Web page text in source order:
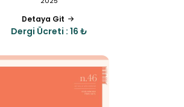
Detaya Git
Dergi Ücreti : 16 ₺